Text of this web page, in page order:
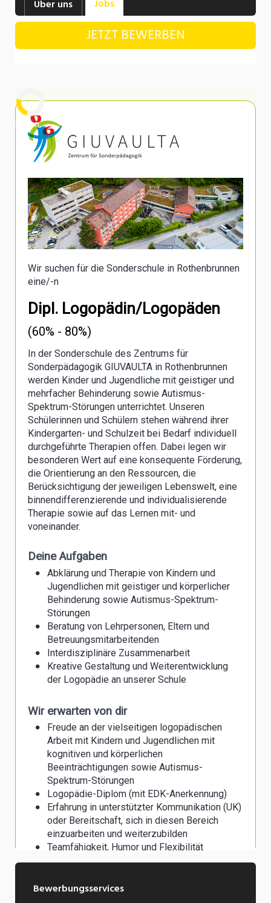
Industrie, Maschinenbau, Anlagenbau,
Produktion
Informatik, Telekommunikation
Körperpflege, Wellness
Marketing, Kommunikation, Medien, Druck
Mechanik, Elektronik, Optik, Textil (Fertigung)
Sicherheit, Rettung, Polizei, Zoll
Verkauf, Handel, Kundenberatung,
Aussendienst
Über uns Jobs
JETZT BEWERBEN
Laden...
Bewerbungsservices